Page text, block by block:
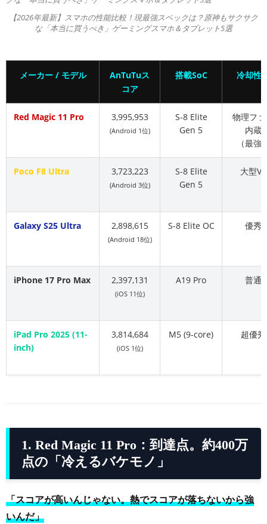
【2026年最新】スマホの性能比較！現最強スペックは？原神もサクサク
な「本当に買うべき」ゲーミングスマホ＆タブレット5選
メーカー / モデル
AnTuTuス
コア
搭載SoC 冷却性
Red Magic 11 Pro 3,995,953
(Android 1位)
S-8 Elite
Gen 5
物理フ
内蔵
（最強
Poco F8 Ultra 3,723,223
(Android 3位)
S-8 Elite
Gen 5
大型VC
Galaxy S25 Ultra 2,898,615
(Android 18位)
S-8 Elite OC 優秀
iPhone 17 Pro Max 2,397,131
(iOS 11位)
A19 Pro 普通
iPad Pro 2025 (11-
inch)
3,814,684
(iOS 1位)
M5 (9-core) 超優秀
1. Red Magic 11 Pro：到達点。約400万
点の「冷えるバケモノ」
「スコアが高いんじゃない。熱でスコアが落ちないから強
いんだ」